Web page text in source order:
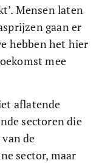
Mensen laten
gaan er
hebben het hier
mee
aflatende
sectoren die
de
sector, maar